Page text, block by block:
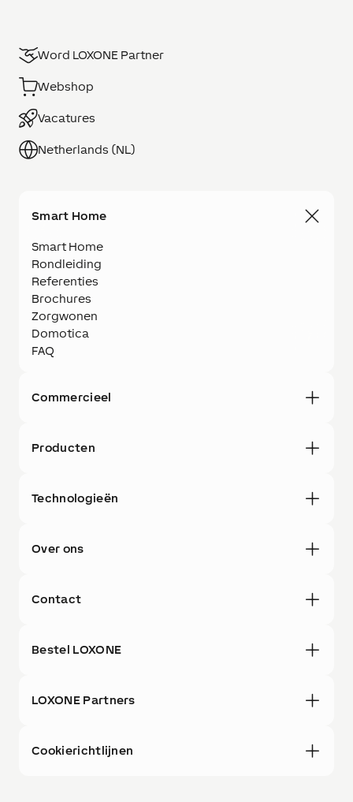
Word LOXONE Partner
Webshop
Vacatures
Netherlands (NL)
Smart Home
Smart Home
Rondleiding
Referenties
Brochures
Zorgwonen
Domotica
FAQ
Commercieel
Producten
Technologieën
Over ons
Contact
Bestel LOXONE
LOXONE Partners
Cookierichtlijnen